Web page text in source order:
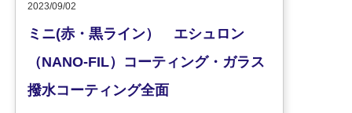
2023/09/02
ミニ(赤・黒ライン） エシュロン
（NANO-FIL）コーティング・ガラス
撥水コーティング全面